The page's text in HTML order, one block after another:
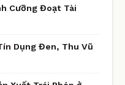
Cưỡng Đoạt Tài
Dụng Đen, Thu Vũ